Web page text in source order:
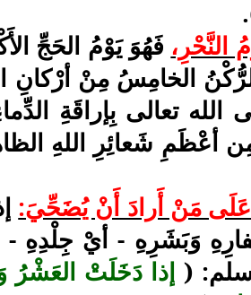
النَّحْرِ، فَهُوَ يَوْمُ الحَجِّ
الخامِسُ مِنْ أرْكانِ
الله تعالى بِإراقَةِ
أعْظَمِ شَعائِرِ اللهِ
مَنْ أَرادَ أَنْ يُضَحِّيَ:
وَبَشَرِهِ - أيْ جِلْدِهِ -
( إذا دَخَلَتْ